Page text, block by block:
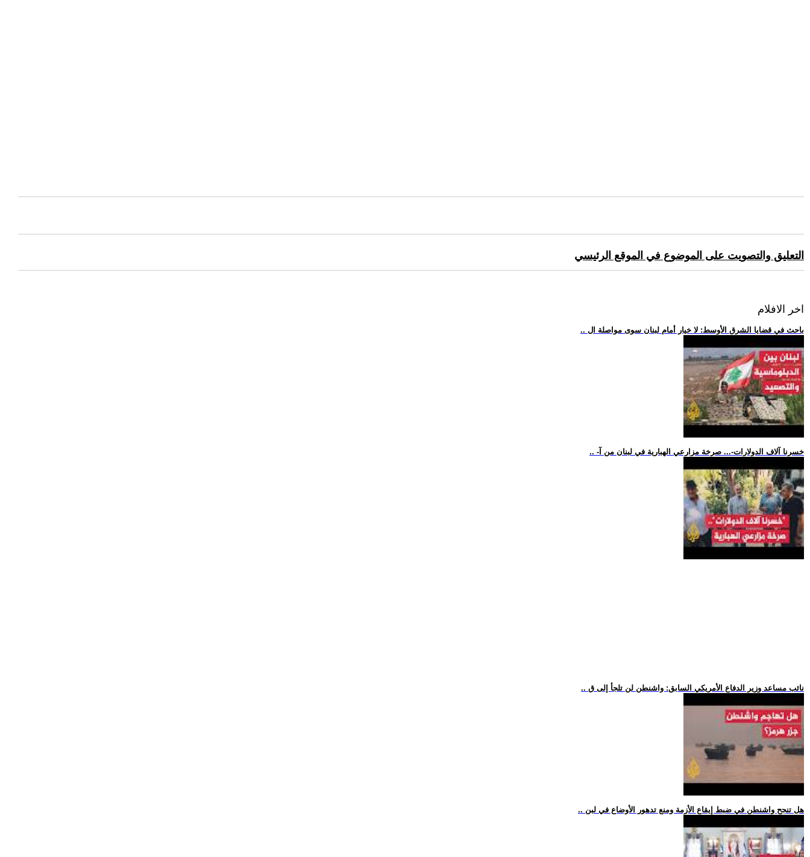
التعليق والتصويت على الموضوع في الموقع الرئيسي
اخر الافلام
.. باحث في قضايا الشرق الأوسط: لا خيار أمام لبنان سوى مواصلة ال
.. -خسرنا آلاف الدولارات-... صرخة مزارعي الهبارية في لبنان من آ
.. نائب مساعد وزير الدفاع الأمريكي السابق: واشنطن لن تلجأ إلى ق
.. هل تنجح واشنطن في ضبط إيقاع الأزمة ومنع تدهور الأوضاع في لبن